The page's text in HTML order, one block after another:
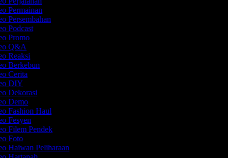
Permainan
Persembahan
Podcast
Promo
Q&A
Reaksi
Berkebun
Cerita
DIY
Dekorasi
Demo
Fashion Haul
Fesyen
Filem Pendek
Foto
Haiwan Peliharaan